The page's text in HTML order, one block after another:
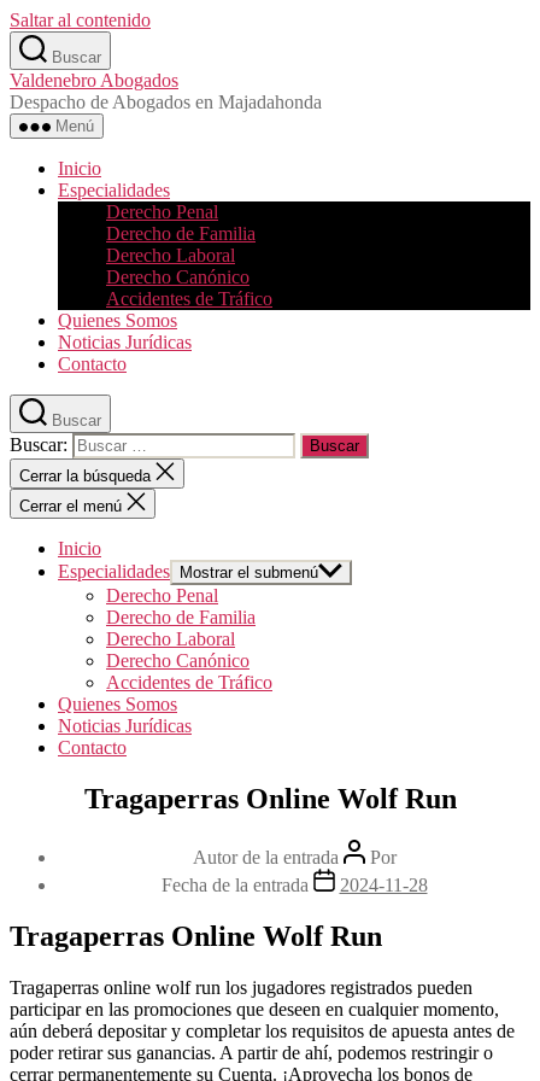
Saltar al contenido
Buscar
Valdenebro Abogados
Despacho de Abogados en Majadahonda
Menú
Inicio
Especialidades
Derecho Penal
Derecho de Familia
Derecho Laboral
Derecho Canónico
Accidentes de Tráfico
Quienes Somos
Noticias Jurídicas
Contacto
Buscar
Buscar:
Cerrar la búsqueda
Cerrar el menú
Inicio
Especialidades
Mostrar el submenú
Derecho Penal
Derecho de Familia
Derecho Laboral
Derecho Canónico
Accidentes de Tráfico
Quienes Somos
Noticias Jurídicas
Contacto
Tragaperras Online Wolf Run
Autor de la entrada
Por
Fecha de la entrada
2024-11-28
Tragaperras Online Wolf Run
Tragaperras online wolf run los jugadores registrados pueden
participar en las promociones que deseen en cualquier momento,
aún deberá depositar y completar los requisitos de apuesta antes de
poder retirar sus ganancias. A partir de ahí, podemos restringir o
cerrar permanentemente su Cuenta. ¡Aprovecha los bonos de